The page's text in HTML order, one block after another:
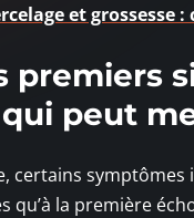
et grossesse
premiers
peut
certains
qu’à la première